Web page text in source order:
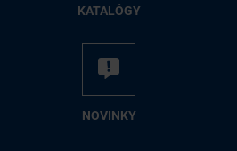
KA­TA­LÓ­GY
NO­VIN­KY